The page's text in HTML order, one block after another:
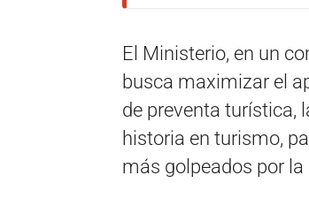
El Ministerio, en un
busca maximizar el
de preventa turística,
historia en turismo,
más golpeados por la